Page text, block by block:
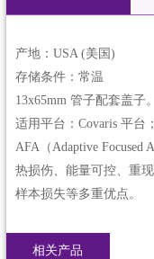
产地：USA (美国)
存储条件：常温
13x65mm 管子配套盖子。
适用平台：Covaris 平台
AFA（Adaptive
热损伤、能量可控、重
样本损失等多重优点。
相关产品